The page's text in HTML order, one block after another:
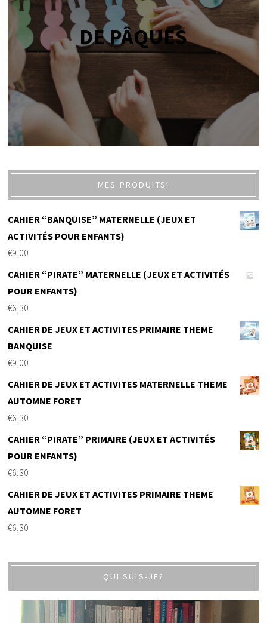
DE PÂQUES
MES PRODUITS!
CAHIER “BANQUISE” MATERNELLE (JEUX ET
ACTIVITÉS POUR ENFANTS)
€9,00
CAHIER “PIRATE” MATERNELLE (JEUX ET ACTIVITÉS
POUR ENFANTS)
€6,30
CAHIER DE JEUX ET ACTIVITES PRIMAIRE THEME
BANQUISE
€9,00
CAHIER DE JEUX ET ACTIVITES MATERNELLE THEME
AUTOMNE FORET
€6,30
CAHIER “PIRATE” PRIMAIRE (JEUX ET ACTIVITÉS
POUR ENFANTS)
€6,30
CAHIER DE JEUX ET ACTIVITES PRIMAIRE THEME
AUTOMNE FORET
€6,30
QUI SUIS-JE?